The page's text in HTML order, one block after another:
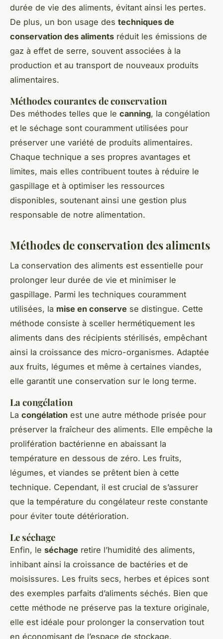
durée de vie des aliments, évitant ainsi les pertes.
De plus, un bon usage des techniques de
conservation des aliments réduit les émissions de
gaz à effet de serre, souvent associées à la
production et au transport de nouveaux produits
alimentaires.
Méthodes courantes de conservation
Des méthodes telles que le canning, la congélation
et le séchage sont couramment utilisées pour
préserver une variété de produits alimentaires.
Chaque technique a ses propres avantages et
limites, mais elles contribuent toutes à réduire le
gaspillage et à optimiser les ressources
disponibles, soutenant ainsi une gestion plus
responsable de notre alimentation.
Méthodes de conservation des aliments
La conservation des aliments est essentielle pour
prolonger leur durée de vie et minimiser le
gaspillage. Parmi les techniques couramment
utilisées, la mise en conserve se distingue. Cette
méthode consiste à sceller hermétiquement les
aliments dans des récipients stérilisés, empêchant
ainsi la croissance des micro-organismes. Adaptée
aux fruits, légumes et même à certaines viandes,
elle garantit une conservation sur le long terme.
La congélation
La congélation est une autre méthode prisée pour
préserver la fraîcheur des aliments. Elle empêche la
prolifération bactérienne en abaissant la
température en dessous de zéro. Les fruits,
légumes, et viandes se prêtent bien à cette
technique. Cependant, il est crucial de s’assurer
que la température du congélateur reste constante
pour éviter toute détérioration.
Le séchage
Enfin, le séchage retire l’humidité des aliments,
inhibant ainsi la croissance de bactéries et de
moisissures. Les fruits secs, herbes et épices sont
des exemples parfaits d’aliments séchés. Bien que
cette méthode ne préserve pas la texture originale,
elle est idéale pour prolonger la conservation tout
en économisant de l’espace de stockage.